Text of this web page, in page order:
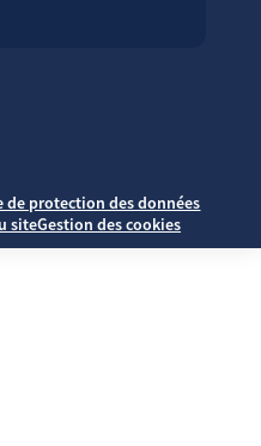
de protection des données
siteGestion des cookies